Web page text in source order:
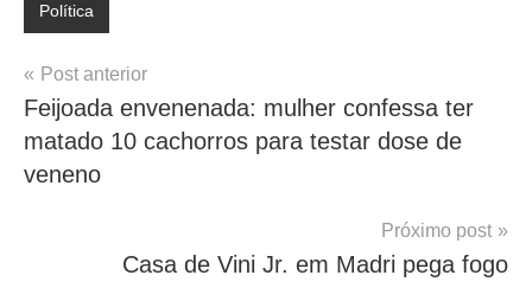
Política
Navegação
de
Post
Post anterior
Feijoada envenenada: mulher confessa ter
matado 10 cachorros para testar dose de
veneno
Próximo post
Casa de Vini Jr. em Madri pega fogo